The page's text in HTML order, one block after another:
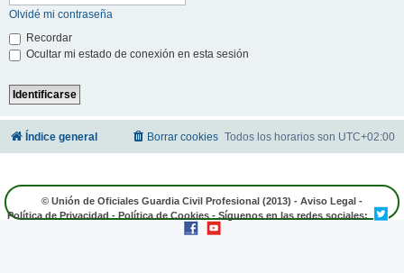
Olvidé mi contraseña
Recordar
Ocultar mi estado de conexión en esta sesión
Índice general Todos los horarios son UTC+02:00
Borrar cookies
© Unión de Oficiales Guardia Civil Profesional (2013) - Aviso Legal -
Política de Privacidad - Política de Cookies - Síguenos en las redes sociales: